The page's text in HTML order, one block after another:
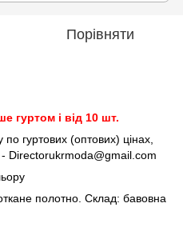
Порівняти
гуртом і від 10 шт.
гуртових (оптових) цінах,
- Directorukrmoda@gmail.com
полотно. Склад: бавовна